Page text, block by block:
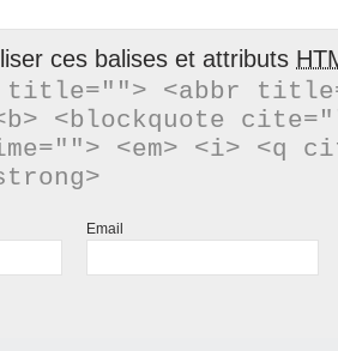
ces balises et attributs
<abbr
<blockquote
<em> <i> <q
Email